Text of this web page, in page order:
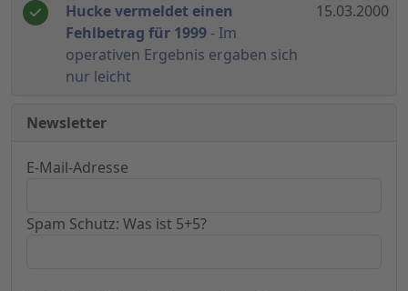
Hucke vermeldet einen
Fehlbetrag für 1999 - Im
operativen Ergebnis ergaben sich
nur leicht
15.03.2000
Newsletter
E-Mail-Adresse
Spam Schutz: Was ist 5+5?